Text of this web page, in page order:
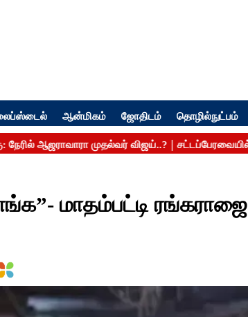
ஆன்மிகம் ஜோதிடம் தொழில்நுட்பம்
மாதம்பட்டி ரங்கராஜை